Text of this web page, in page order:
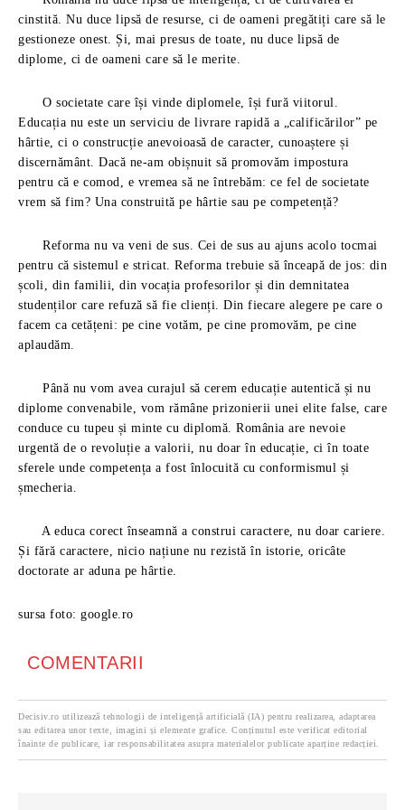
cinstită. Nu duce lipsă de resurse, ci de oameni pregătiți care să le
gestioneze onest. Și, mai presus de toate, nu duce lipsă de
diplome, ci de oameni care să le merite.
O societate care își vinde diplomele, își fură viitorul.
Educația nu este un serviciu de livrare rapidă a „calificărilor” pe
hârtie, ci o construcție anevoioasă de caracter, cunoaștere și
discernământ. Dacă ne-am obișnuit să promovăm impostura
pentru că e comod, e vremea să ne întrebăm: ce fel de societate
vrem să fim? Una construită pe hârtie sau pe competență?
Reforma nu va veni de sus. Cei de sus au ajuns acolo tocmai
pentru că sistemul e stricat. Reforma trebuie să înceapă de jos: din
școli, din familii, din vocația profesorilor și din demnitatea
studenților care refuză să fie clienți. Din fiecare alegere pe care o
facem ca cetățeni: pe cine votăm, pe cine promovăm, pe cine
aplaudăm.
Până nu vom avea curajul să cerem educație autentică și nu
diplome convenabile, vom rămâne prizonierii unei elite false, care
conduce cu tupeu și minte cu diplomă. România are nevoie
urgentă de o revoluție a valorii, nu doar în educație, ci în toate
sferele unde competența a fost înlocuită cu conformismul și
șmecheria.
A educa corect înseamnă a construi caractere, nu doar cariere.
Și fără caractere, nicio națiune nu rezistă în istorie, oricâte
doctorate ar aduna pe hârtie.
sursa foto: google.ro
COMENTARII
Decisiv.ro utilizează tehnologii de inteligență artificială (IA) pentru realizarea, adaptarea
sau editarea unor texte, imagini și elemente grafice. Conținutul este verificat editorial
înainte de publicare, iar responsabilitatea asupra materialelor publicate aparține redacției.